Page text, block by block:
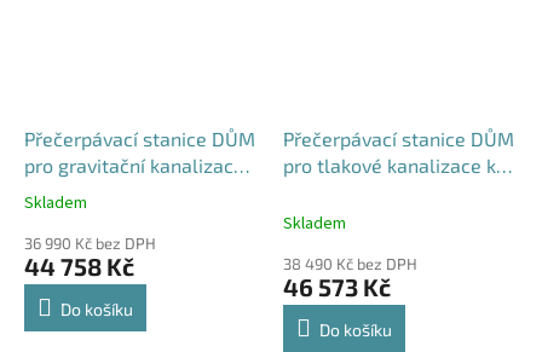
Přečerpávací stanice DŮM
pro gravitační kanalizace
samonosná - nádrž 1,4m3
Průměrné
produktu
je
5,0
Skladem
36 990 Kč bez DPH
44 758 Kč
Do košíku
Přečerpávací stanice DŮM
pro tlakové kanalizace k
Skladem
38 490 Kč bez DPH
46 573 Kč
Do košíku